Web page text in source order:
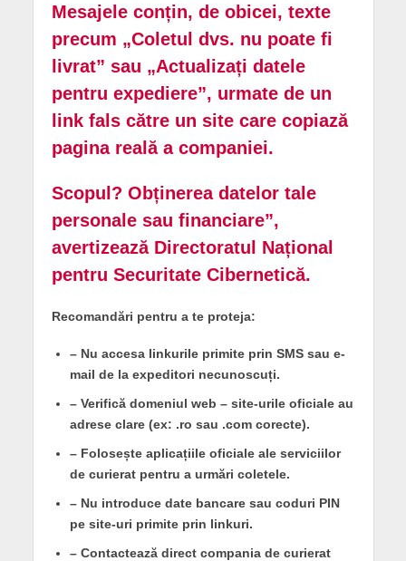
Mesajele conțin, de obicei, texte
precum „Coletul dvs. nu poate fi
livrat” sau „Actualizați datele
pentru expediere”, urmate de un
link fals către un site care copiază
pagina reală a companiei.
Scopul? Obținerea datelor tale
personale sau financiare”,
avertizează Directoratul Național
pentru Securitate Cibernetică.
Recomandări pentru a te proteja:
– Nu accesa linkurile primite prin SMS sau e-
mail de la expeditori necunoscuți.
– Verifică domeniul web – site-urile oficiale au
adrese clare (ex: .ro sau .com corecte).
– Folosește aplicațiile oficiale ale serviciilor
de curierat pentru a urmări coletele.
– Nu introduce date bancare sau coduri PIN
pe site-uri primite prin linkuri.
– Contactează direct compania de curierat